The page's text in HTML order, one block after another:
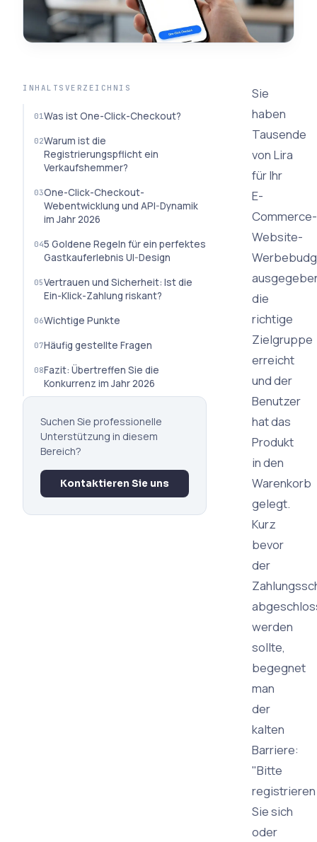
INHALTSVERZEICHNIS
Was ist One-Click-Checkout?
Warum ist die
Registrierungspflicht ein
Verkaufshemmer?
One-Click-Checkout-
Webentwicklung und API-Dynamik
im Jahr 2026
5 Goldene Regeln für ein perfektes
Gastkauferlebnis UI-Design
Vertrauen und Sicherheit: Ist die
Ein-Klick-Zahlung riskant?
Wichtige Punkte
Häufig gestellte Fragen
Fazit: Übertreffen Sie die
Konkurrenz im Jahr 2026
Suchen Sie professionelle
Unterstützung in diesem
Bereich?
Kontaktieren Sie uns
Sie
haben
Tausende
von Lira
für Ihr
E-
Commerce-
Website-
die
richtige
Zielgruppe
erreicht
und der
Benutzer
hat das
Produkt
in den
Warenkorb
gelegt.
Kurz
bevor
der
werden
sollte,
begegnet
man
der
kalten
Barriere:
"Bitte
registrieren
Sie sich
oder